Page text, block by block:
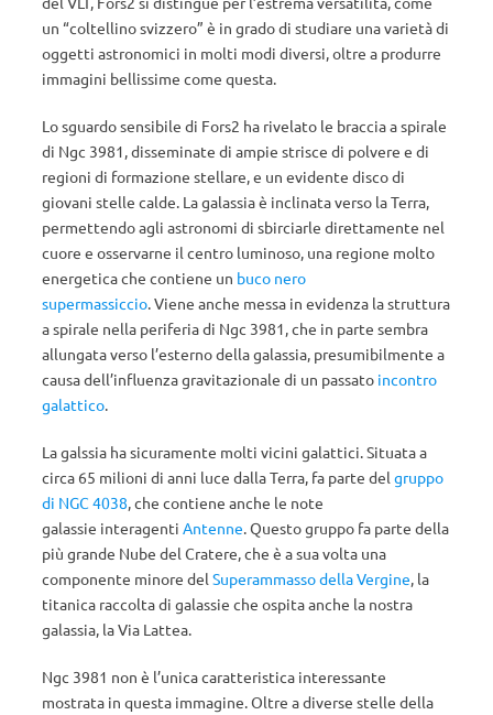
un “coltellino svizzero” è in grado di studiare una varietà di
oggetti astronomici in molti modi diversi, oltre a produrre
immagini bellissime come questa.
Lo sguardo sensibile di Fors2 ha rivelato le braccia a spirale
di Ngc 3981, disseminate di ampie strisce di polvere e di
regioni di formazione stellare, e un evidente disco di
giovani stelle calde. La galassia è inclinata verso la Terra,
permettendo agli astronomi di sbirciarle direttamente nel
cuore e osservarne il centro luminoso, una regione molto
energetica che contiene un buco nero
supermassiccio. Viene anche messa in evidenza la struttura
a spirale nella periferia di Ngc 3981, che in parte sembra
allungata verso l’esterno della galassia, presumibilmente a
causa dell’influenza gravitazionale di un passato incontro
galattico.
La galssia ha sicuramente molti vicini galattici. Situata a
circa 65 milioni di anni luce dalla Terra, fa parte del gruppo
di NGC 4038, che contiene anche le note
galassie interagenti Antenne. Questo gruppo fa parte della
più grande Nube del Cratere, che è a sua volta una
componente minore del Superammasso della Vergine, la
titanica raccolta di galassie che ospita anche la nostra
galassia, la Via Lattea.
Ngc 3981 non è l’unica caratteristica interessante
mostrata in questa immagine. Oltre a diverse stelle della